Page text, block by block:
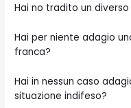
Hai no tradito un
Hai per niente adagio
franca?
Hai in nessun caso
situazione indifeso?